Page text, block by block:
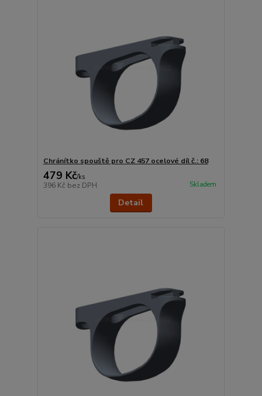
Chránítko spouště pro CZ 457 ocelové díl č.: 68
479 Kč/ks
396 Kč bez DPH Skladem
Detail